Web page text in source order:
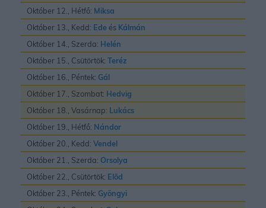
Október 12., Hétfő: Miksa
Október 13., Kedd: Ede és Kálmán
Október 14., Szerda: Helén
Október 15., Csütörtök: Teréz
Október 16., Péntek: Gál
Október 17., Szombat: Hedvig
Október 18., Vasárnap: Lukács
Október 19., Hétfő: Nándor
Október 20., Kedd: Vendel
Október 21., Szerda: Orsolya
Október 22., Csütörtök: Elõd
Október 23., Péntek: Gyöngyi